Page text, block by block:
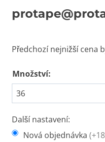
Předchozí nejnižší cena
Množství:
Další nastavení:
Nová objednávka